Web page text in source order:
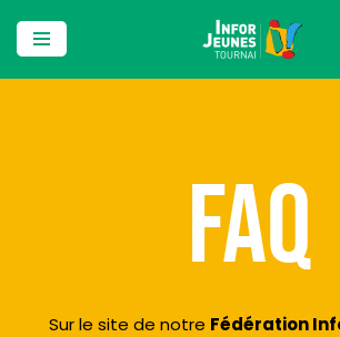
Aller
au
FAQ
Sur le site de notre Fédération